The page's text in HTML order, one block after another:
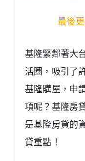
最後
基隆緊鄰著大
活圈，吸引了
基隆購屋，申
項呢？基隆房
是基隆房貸的
貸重點！